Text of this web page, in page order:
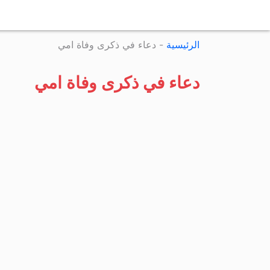
الرئيسية - دعاء في ذكرى وفاة امي
دعاء في ذكرى وفاة امي